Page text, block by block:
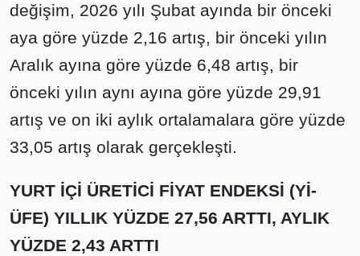
değişim, 2026 yılı Şubat ayında bir önceki
aya göre yüzde 2,16 artış, bir önceki yılın
Aralık ayına göre yüzde 6,48 artış, bir
önceki yılın aynı ayına göre yüzde 29,91
artış ve on iki aylık ortalamalara göre yüzde
33,05 artış olarak gerçekleşti.
YURT İÇİ ÜRETİCİ FİYAT ENDEKSİ (Yİ-
ÜFE) YILLIK YÜZDE 27,56 ARTTI, AYLIK
YÜZDE 2,43 ARTTI